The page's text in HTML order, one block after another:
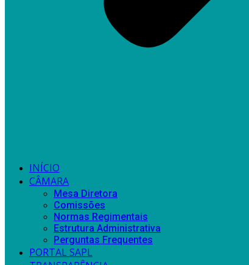
INÍCIO
CÂMARA
Mesa Diretora
Comissões
Normas Regimentais
Estrutura Administrativa
Perguntas Frequentes
PORTAL SAPL